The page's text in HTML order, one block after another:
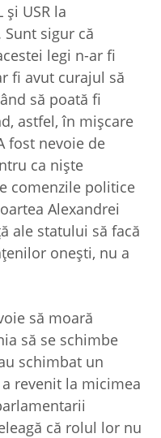
USR la
sigur că
legi n-ar fi
fi avut curajul să
să poată fi
astfel, în mişcare
fost nevoie de
ca nişte
comenzile politice
Alexandrei
ale statului să facă
oneşti, nu a
să moară
să se schimbe
schimbat un
revenit la micimea
că rolul lor nu